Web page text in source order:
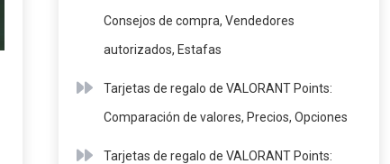
Consejos de compra, Vendedores
autorizados, Estafas
Tarjetas de regalo de VALORANT Points:
Comparación de valores, Precios, Opciones
Tarjetas de regalo de VALORANT Points: